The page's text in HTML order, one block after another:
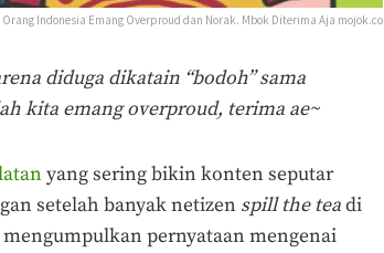
Indonesia Emang Overproud dan Norak. Mbok Diterima Aja mojok.co
diduga dikatain “bodoh” sama
kita emang overproud, terima ae~
yang sering bikin konten seputar
setelah banyak netizen spill the teadi
pernyataan mengenai